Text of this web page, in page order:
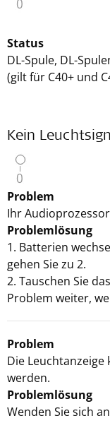
Status
DL-Spule, DL-
(gilt für C40+ und
Kein
Problem
Ihr
Problemlösung
1. Batterien
gehen Sie zu 2.
2. Tauschen Sie
Problem weiter,
Problem
Die
werden.
Problemlösung
Wenden Sie sich